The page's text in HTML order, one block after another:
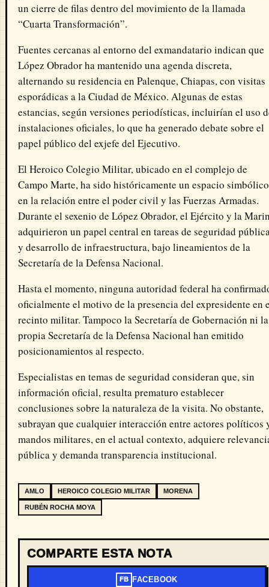
un cierre de filas dentro del movimiento de la llamada
“Cuarta Transformación”.
Fuentes cercanas al entorno del exmandatario indican que
López Obrador ha mantenido una agenda discreta,
alternando su residencia en Palenque, Chiapas, con visitas
esporádicas a la Ciudad de México. Algunas de estas
estancias, según versiones periodísticas, incluirían el uso
instalaciones oficiales, lo que ha generado debate sobre el
papel público del exjefe del Ejecutivo.
El Heroico Colegio Militar, ubicado en el complejo de
Campo Marte, ha sido históricamente un espacio simbólico
en la relación entre el poder civil y las Fuerzas Armadas.
Durante el sexenio de López Obrador, el Ejército y la
adquirieron un papel central en tareas de seguridad
y desarrollo de infraestructura, bajo lineamientos de la
Secretaría de la Defensa Nacional.
Hasta el momento, ninguna autoridad federal ha
oficialmente el motivo de la presencia del expresidente en
recinto militar. Tampoco laSecretaría de Gobernación ni la
propiaSecretaría de la Defensa Nacional han emitido
posicionamientos al respecto.
Especialistas en temas de seguridad consideran que, sin
información oficial, resulta prematuro establecer
conclusiones sobre la naturaleza de la visita. No obstante,
subrayan que cualquier interacción entre actores políticos
mandos militares, en el actual contexto, adquiere
pública y demanda transparencia institucional.
AMLO HEROICO COLEGIO MILITAR MORENA
RUBÉN ROCHA MOYA
COMPARTE ESTA NOTA
FB FACEBOOK